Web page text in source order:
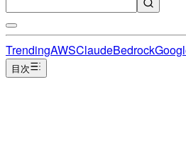
TrendingAWSClaudeBedrock
目次